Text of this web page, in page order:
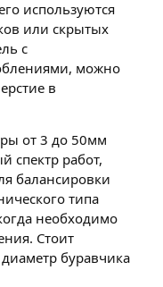
используются
или скрытых
с
можно
в
от 3 до 50мм
спектр работ,
балансировки
типа
необходимо
Стоит
буравчика